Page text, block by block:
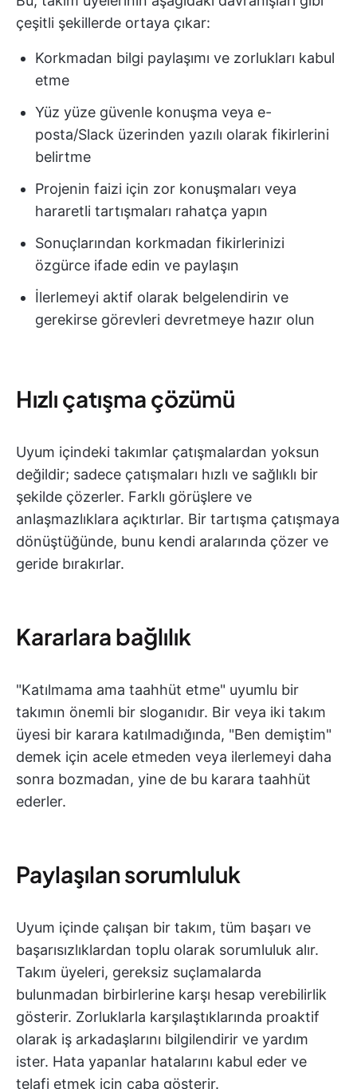
çeşitli şekillerde ortaya çıkar:
Korkmadan bilgi paylaşımı ve zorlukları kabul
etme
Yüz yüze güvenle konuşma veya e-
posta/Slack üzerinden yazılı olarak fikirlerini
belirtme
Projenin faizi için zor konuşmaları veya
hararetli tartışmaları rahatça yapın
Sonuçlarından korkmadan fikirlerinizi
özgürce ifade edin ve paylaşın
İlerlemeyi aktif olarak belgelendirin ve
gerekirse görevleri devretmeye hazır olun
Hızlı çatışma çözümü
Uyum içindeki takımlar çatışmalardan yoksun
değildir; sadece çatışmaları hızlı ve sağlıklı bir
şekilde çözerler. Farklı görüşlere ve
anlaşmazlıklara açıktırlar. Bir tartışma çatışmaya
dönüştüğünde, bunu kendi aralarında çözer ve
geride bırakırlar.
Kararlara bağlılık
"Katılmama ama taahhüt etme" uyumlu bir
takımın önemli bir sloganıdır. Bir veya iki takım
üyesi bir karara katılmadığında, "Ben demiştim"
demek için acele etmeden veya ilerlemeyi daha
sonra bozmadan, yine de bu karara taahhüt
ederler.
Paylaşılan sorumluluk
Uyum içinde çalışan bir takım, tüm başarı ve
başarısızlıklardan toplu olarak sorumluluk alır.
Takım üyeleri, gereksiz suçlamalarda
bulunmadan birbirlerine karşı hesap verebilirlik
gösterir. Zorluklarla karşılaştıklarında proaktif
olarak iş arkadaşlarını bilgilendirir ve yardım
ister. Hata yapanlar hatalarını kabul eder ve
telafi etmek için çaba gösterir.